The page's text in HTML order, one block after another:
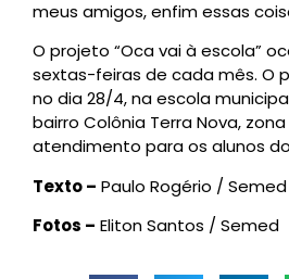
meus amigos, enfim essas
O projeto “Oca vai à escola”
sextas-feiras de cada mês. O
no dia 28/4, na escola
bairro Colônia Terra Nova,
atendimento para os alunos do
Texto – Paulo Rogério / Semed
Fotos – Eliton Santos / Semed